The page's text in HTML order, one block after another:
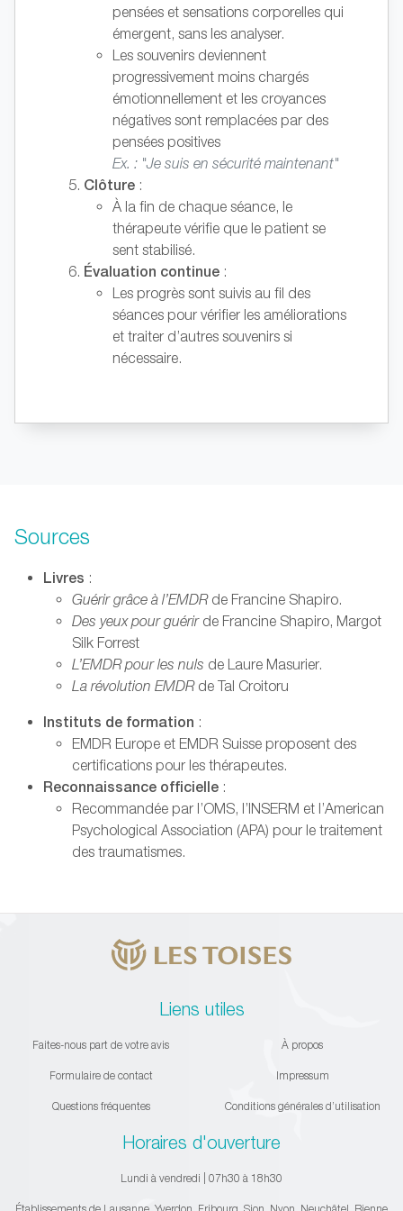
pensées et sensations corporelles qui
émergent, sans les analyser.
Les souvenirs deviennent
progressivement moins chargés
émotionnellement et les croyances
négatives sont remplacées par des
pensées positives
Ex. : "Je suis en sécurité maintenant"
Clôture :
À la fin de chaque séance, le
thérapeute vérifie que le patient se
sent stabilisé.
Évaluation continue :
Les progrès sont suivis au fil des
séances pour vérifier les améliorations
et traiter d’autres souvenirs si
nécessaire.
Sources
Livres :
Guérir grâce à l’EMDRde Francine Shapiro.
Des yeux pour guérir de Francine Shapiro, Margot
Silk Forrest
L’EMDR pour les nuls de Laure Masurier.
La révolution EMDR de Tal Croitoru
Instituts de formation :
EMDR Europe et EMDR Suisse proposent des
certifications pour les thérapeutes.
Reconnaissance officielle :
Recommandée par l’OMS, l’INSERM et l’American
Psychological Association (APA) pour le traitement
des traumatismes.
Liens utiles
Faites-nous part de votre avis
Formulaire de contact
Questions fréquentes
À propos
Impressum
Conditions générales d’utilisation
Horaires d'ouverture
Lundi à vendredi | 07h30 à 18h30